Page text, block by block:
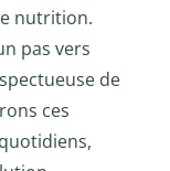
nutrition.
pas vers
de
ces